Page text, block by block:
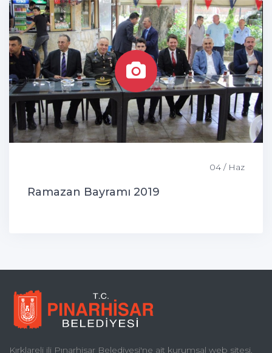
04 / Haz
Ramazan Bayramı 2019
Kırklareli ili Pınarhisar Belediyesi'ne ait kurumsal web sitesi.